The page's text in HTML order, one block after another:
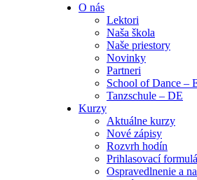
O nás
Lektori
Naša škola
Naše priestory
Novinky
Partneri
School of Dance –
Tanzschule – DE
Kurzy
Aktuálne kurzy
Nové zápisy
Rozvrh hodín
Prihlasovací
Ospravedlnenie a